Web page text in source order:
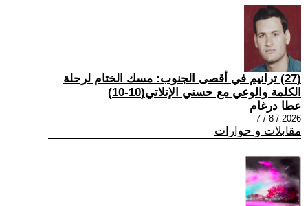
(27) ترانيم في أقصى الجنوب: مسك الختام لرحلة
الكلمة والوعي مع حسني الإتلاتي(10-10)
عطا درغام
2026 / 8 / 7
مقابلات و حوارات